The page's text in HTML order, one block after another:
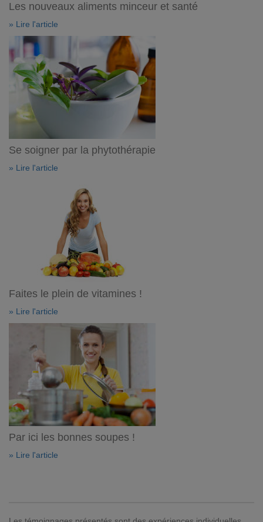
Les nouveaux aliments minceur et santé
» Lire l'article
Se soigner par la phytothérapie
» Lire l'article
Faites le plein de vitamines !
» Lire l'article
Par ici les bonnes soupes !
» Lire l'article